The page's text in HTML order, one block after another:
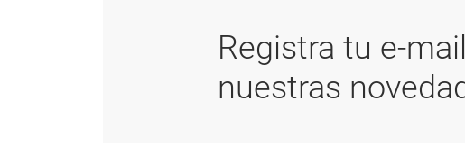
Registra tu e-
nuestras